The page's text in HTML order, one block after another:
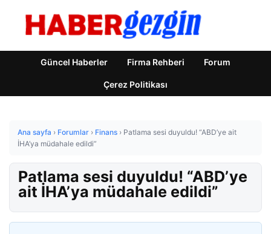
Güncel Haberler Firma Rehberi Forum
Çerez Politikası
Ana sayfa › Forumlar › Finans › Patlama sesi duyuldu! “ABD’ye ait
İHA’ya müdahale edildi”
Patlama sesi duyuldu! “ABD’ye
ait İHA’ya müdahale edildi”